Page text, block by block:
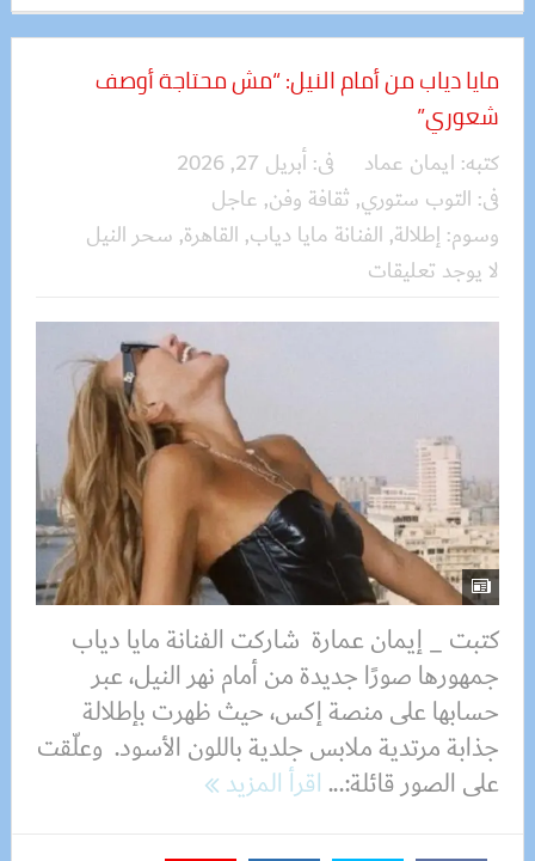
مايا دياب من أمام النيل: “مش محتاجة أوصف
شعوري”
كتبه: ايمان عماد فى:أبريل 27, 2026
فى: التوب ستوري, ثقافة وفن, عاجل
وسوم: إطلالة, الفنانة مايا دياب, القاهرة, سحر النيل
لا يوجد تعليقات
كتبت _ إيمان عمارة شاركت الفنانة مايا دياب
جمهورها صورًا جديدة من أمام نهر النيل، عبر
حسابها على منصة إكس، حيث ظهرت بإطلالة
جذابة مرتدية ملابس جلدية باللون الأسود. وعلّقت
على الصور قائلة:...اقرأ المزيد